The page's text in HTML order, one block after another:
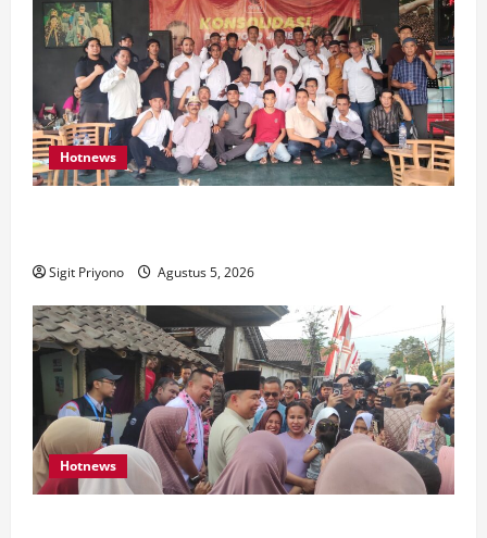
Hotnews
Sigit Priyono Agustus 5, 2026
Hotnews